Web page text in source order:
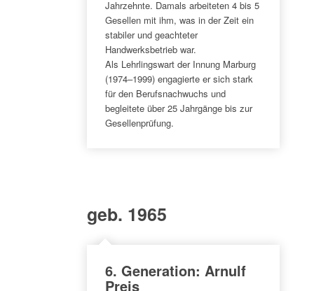
Jahrzehnte. Damals arbeiteten 4 bis 5
Gesellen mit ihm, was in der Zeit ein
stabiler und geachteter
Handwerksbetrieb war.
Als Lehrlingswart der Innung Marburg
(1974–1999) engagierte er sich stark
für den Berufsnachwuchs und
begleitete über 25 Jahrgänge bis zur
Gesellenprüfung.
geb. 1965
6. Generation: Arnulf
Preis